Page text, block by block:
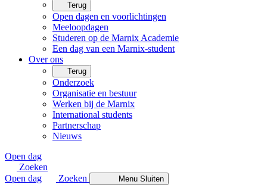
Terug
Open dagen en voorlichtingen
Meeloopdagen
Studeren op de Marnix Academie
Een dag van een Marnix-student
Over ons
Terug
Onderzoek
Organisatie en bestuur
Werken bij de Marnix
International students
Partnerschap
Nieuws
Open dag
Zoeken
Open dag
Zoeken Menu Sluiten